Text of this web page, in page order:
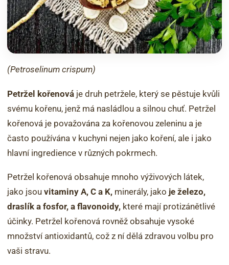
(Petroselinum crispum)
Petržel kořenová je druh petržele, který se pěstuje kvůli
svému kořenu, jenž má nasládlou a silnou chuť. Petržel
kořenová je považována za kořenovou zeleninu a je
často používána v kuchyni nejen jako koření, ale i jako
hlavní ingredience v různých pokrmech.
Petržel kořenová obsahuje mnoho výživových látek,
jako jsou vitaminy A, C a K, minerály, jako je železo,
draslík a fosfor, a flavonoidy, které mají protizánětlivé
účinky. Petržel kořenová rovněž obsahuje vysoké
množství antioxidantů, což z ní dělá zdravou volbu pro
vaši stravu.